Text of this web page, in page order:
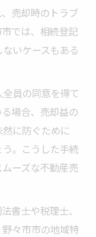
売却時のトラブ
では、相続登記
いケースもある
員の同意を得て
場合、売却益の
に防ぐために
。こうした手続
ーズな不動産売
書士や税理士、
々市市の地域特